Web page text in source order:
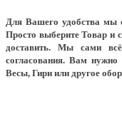
Для Вашего удобства мы
Просто выберите Товар и
доставить. Мы сами
согласования. Вам нужно
Весы, Гири или другое